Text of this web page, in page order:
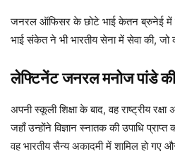
जनरल ऑफिसर के छोटे भाई केतन ब्रुनेई
भाई संकेत ने भी भारतीय सेना में सेवा की, जो
लेफ्टिनेंट जनरल मनोज पांडे की
अपनी स्कूली शिक्षा के बाद, वह राष्ट्रीय
जहाँ उन्होंने विज्ञान स्नातक की उपाधि
वह भारतीय सैन्य अकादमी में शामिल हो गए